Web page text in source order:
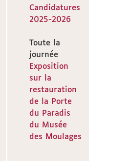
Candidatures
2025-2026
Toute la
journée
Exposition
sur la
restauration
de la Porte
du Paradis
du Musée
des Moulages